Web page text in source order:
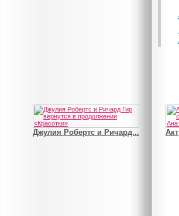
Джулия Робертс и Ричард...